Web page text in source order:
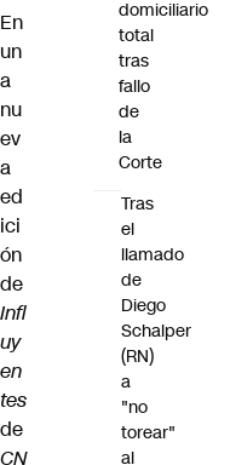
En
un
a
nu
ev
a
ed
ici
ón
de
Infl
uy
en
tes
de
CN
domiciliario
total
tras
fallo
de
la
Corte
Tras
el
llamado
de
Diego
Schalper
(RN)
a
"no
torear"
al